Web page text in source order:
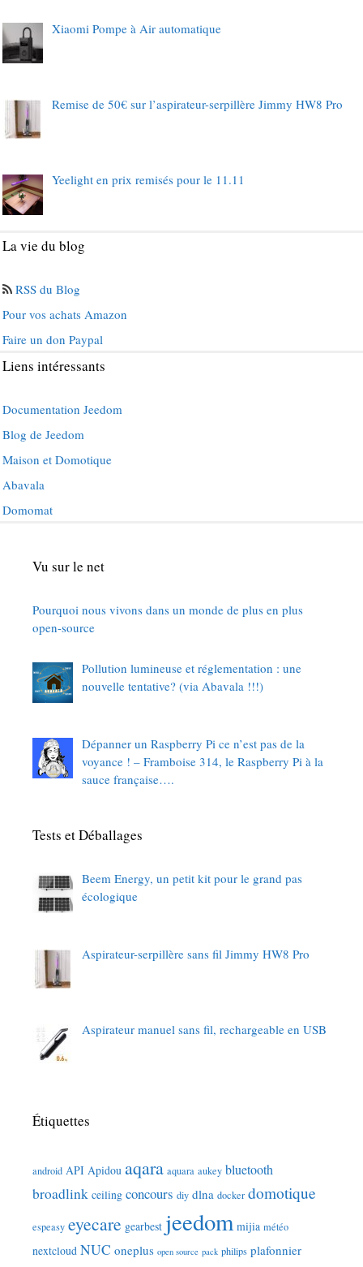
Xiaomi Pompe à Air automatique
Remise de 50€ sur l’aspirateur-serpillère Jimmy HW8 Pro
Yeelight en prix remisés pour le 11.11
La vie du blog
RSS du Blog
Pour vos achats Amazon
Faire un don Paypal
Liens intéressants
Documentation Jeedom
Blog de Jeedom
Maison et Domotique
Abavala
Domomat
Vu sur le net
Pourquoi nous vivons dans un monde de plus en plus
open-source
Pollution lumineuse et réglementation : une
nouvelle tentative? (via Abavala !!!)
Dépanner un Raspberry Pi ce n’est pas de la
voyance ! – Framboise 314, le Raspberry Pi à la
sauce française….
Tests et Déballages
Beem Energy, un petit kit pour le grand pas
écologique
Aspirateur-serpillère sans fil Jimmy HW8 Pro
Aspirateur manuel sans fil, rechargeable en USB
Étiquettes
android API Apidou aqara aquara aukey bluetooth
broadlink ceiling concours diy dlna docker domotique
espeasy eyecare gearbest jeedom mijia météo
nextcloud NUC oneplus open source pack philips plafonnier